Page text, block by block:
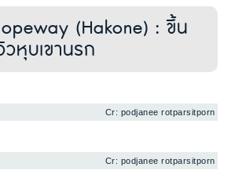
(Hakone) : ขึ้น
วหุบเขานรก
Cr: podjanee rotparsitporn
Cr: podjanee rotparsitporn